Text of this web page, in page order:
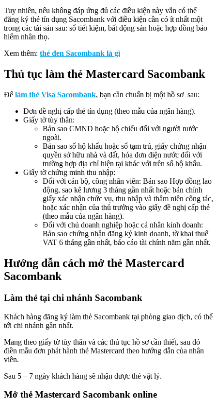
Tuy nhiên, nếu không đáp ứng đủ các điều kiện này vẫn có thể
đăng ký thẻ tín dụng Sacombank với điều kiện cần có ít nhất một
trong các tài sản sau: sổ tiết kiệm, bất động sản hoặc hợp đồng bảo
hiểm nhân thọ.
Xem thêm: thẻ đen Sacombank là gì
Thủ tục làm thẻ Mastercard Sacombank
Để làm thẻ Visa Sacombank, bạn cần chuẩn bị một hồ sơ sau:
Đơn đề nghị cấp thẻ tín dụng (theo mẫu của ngân hàng).
Giấy tờ tùy thân:
Bản sao CMND hoặc hộ chiếu đối với người nước
ngoài.
Bản sao sổ hộ khẩu hoặc sổ tạm trú, giấy chứng nhận
quyền sở hữu nhà và đất, hóa đơn điện nước đối với
trường hợp địa chỉ hiện tại khác với trên sổ hộ khẩu.
Giấy tờ chứng minh thu nhập:
Đối với cán bộ, công nhân viên: Bản sao Hợp đồng lao
động, sao kê lương 3 tháng gần nhất hoặc bản chính
giấy xác nhận chức vụ, thu nhập và thâm niên công tác,
hoặc xác nhận của thủ trưởng vào giấy đề nghị cấp thẻ
(theo mẫu của ngân hàng).
Đối với chủ doanh nghiệp hoặc cá nhân kinh doanh:
Bản sao chứng nhận đăng ký kinh doanh, tờ khai thuế
VAT 6 tháng gần nhất, báo cáo tài chính năm gần nhất.
Hướng dẫn cách mở thẻ Mastercard
Sacombank
Làm thẻ tại chi nhánh Sacombank
Khách hàng đăng ký làm thẻ Sacombank tại phòng giao dịch, có thể
tới chi nhánh gần nhất.
Mang theo giấy tờ tùy thân và các thủ tục hồ sơ cần thiết, sau đó
điền mẫu đơn phát hành thẻ Mastercard theo hướng dẫn của nhân
viên.
Sau 5 – 7 ngày khách hàng sẽ nhận được thẻ vật lý.
Mở thẻ Mastercard Sacombank online